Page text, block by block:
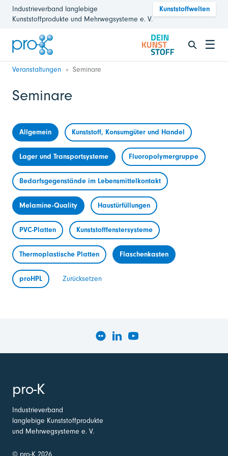
Industrieverband langlebige
Kunststoffprodukte und Mehrwegsysteme e. V.
Kunststoffwelten
☰
Veranstaltungen Seminare
Seminare
Allgemein Kunststoff, Konsumgüter und Handel
Lager und Transportsysteme Fluoropolymergruppe
Bedarfsgegenstände im Lebensmittelkontakt
Melamine-Quality Haustürfüllungen
PVC-Platten Kunststofffenstersysteme
Thermoplastische Platten Flaschenkasten
proHPL Zurücksetzen
pro-K
Industrieverband
langlebige Kunststoffprodukte
und Mehrwegsysteme e. V.
© pro-K 2026